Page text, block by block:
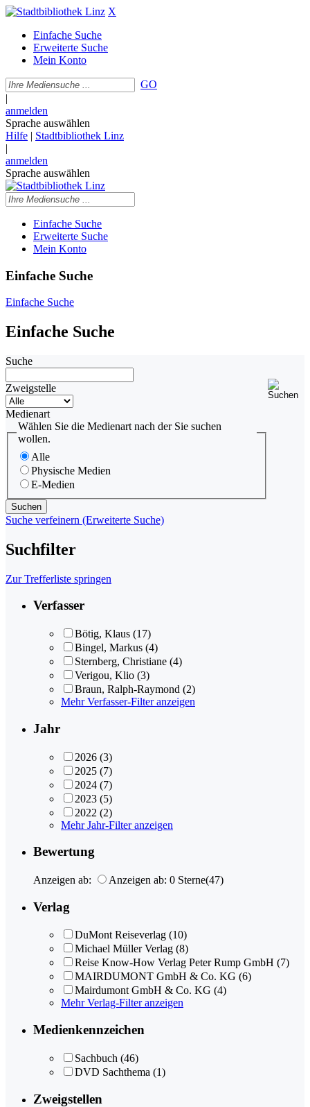
X
Einfache Suche
Erweiterte Suche
Mein Konto
GO
|
anmelden
Sprache auswählen
Hilfe | Stadtbibliothek Linz
|
anmelden
Sprache auswählen
Einfache Suche
Erweiterte Suche
Mein Konto
Einfache Suche
Einfache Suche
Einfache Suche
Suche
Zweigstelle
Medienart
Wählen Sie die Medienart nach der Sie suchen
wollen.
Alle
Physische Medien
E-Medien
Suche verfeinern (Erweiterte Suche)
Suchfilter
Zur Trefferliste springen
Verfasser
Bötig, Klaus (17)
Bingel, Markus (4)
Sternberg, Christiane (4)
Verigou, Klio (3)
Braun, Ralph-Raymond (2)
Mehr Verfasser-Filter anzeigen
Jahr
2026 (3)
2025 (7)
2024 (7)
2023 (5)
2022 (2)
Mehr Jahr-Filter anzeigen
Bewertung
Anzeigen ab: Anzeigen ab: 0 Sterne(47)
Verlag
DuMont Reiseverlag (10)
Michael Müller Verlag (8)
Reise Know-How Verlag Peter Rump GmbH (7)
MAIRDUMONT GmbH & Co. KG (6)
Mairdumont GmbH & Co. KG (4)
Mehr Verlag-Filter anzeigen
Medienkennzeichen
Sachbuch (46)
DVD Sachthema (1)
Zweigstellen